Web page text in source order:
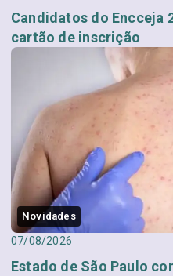
Candidatos do Encceja
cartão de inscrição
Novidades
07/08/2026
Estado de São Paulo